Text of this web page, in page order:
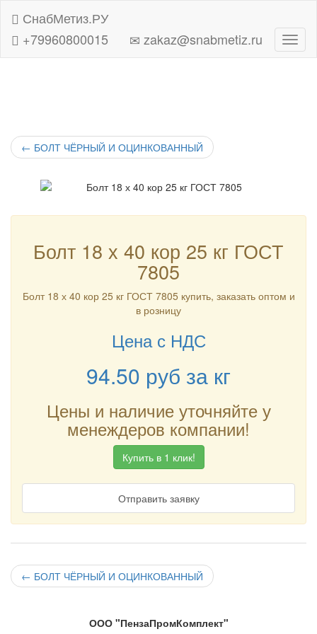
СнабМетиз.РУ
+79960800015
zakaz@snabmetiz.ru
← БОЛТ ЧЁРНЫЙ И ОЦИНКОВАННЫЙ
Болт 18 х 40 кор 25 кг ГОСТ
7805
Болт 18 х 40 кор 25 кг ГОСТ 7805 купить, заказать оптом и
в розницу
Цена с НДС
94.50 руб за кг
Цены и наличие уточняйте у
менеждеров компании!
Купить в 1 клик!
Отправить заявку
← БОЛТ ЧЁРНЫЙ И ОЦИНКОВАННЫЙ
ООО "ПензаПромКомплект"